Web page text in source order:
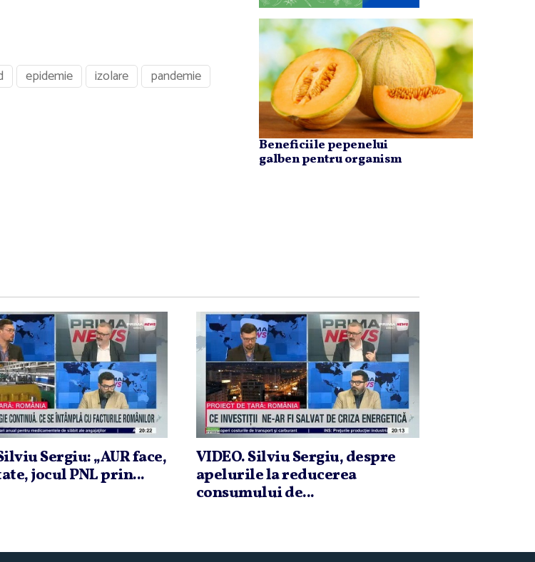
epidemie izolare
pandemie
Beneficiile pepenelui
galben pentru organism
Sergiu: „AUR face,
jocul PNL prin...
VIDEO. Silviu Sergiu, despre
apelurile la reducerea
consumului de...